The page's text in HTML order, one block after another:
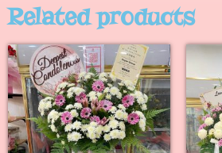
Related products